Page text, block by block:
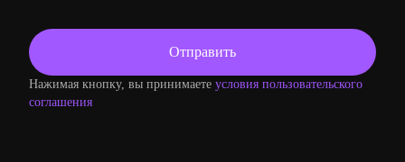
Нажимая кнопку, вы принимаете условия пользовательского
соглашения